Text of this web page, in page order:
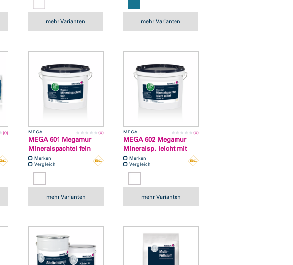
mehr Varianten mehr Varianten
(0) MEGA (0)
MEGA 601 Megamur
Mineralspachtel fein
Merken
Vergleich
mehr Varianten
MEGA (0)
MEGA 602 Megamur
Mineralsp. leicht mit
Merken
Vergleich
mehr Varianten